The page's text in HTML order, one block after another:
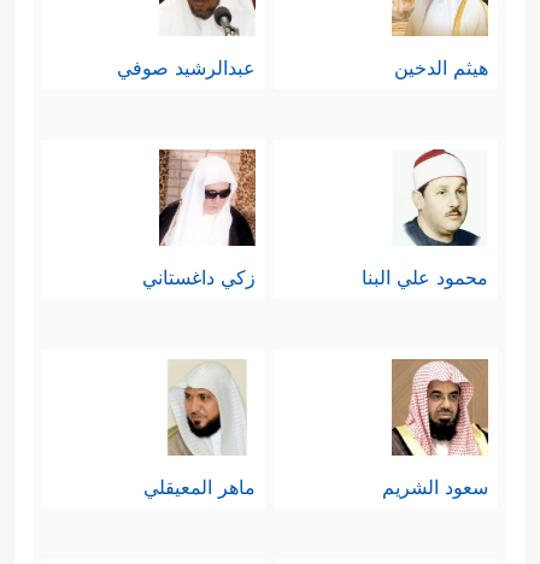
هيثم الدخين عبدالرشيد صوفي
محمود علي البنا زكي داغستاني
سعود الشريم ماهر المعيقلي